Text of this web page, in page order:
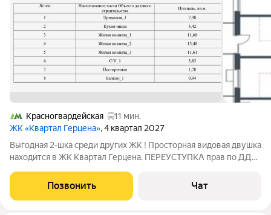
Красногвардейская
11 мин.
ЖК «Квартал Герцена», 4 квартал 2027
Выгодная 2-шка среди других ЖК ! Просторная видовая двушка
находится в ЖК Квартал Герцена. ПЕРЕУСТУПКА прав по ДДУ .
метро Домодедовская. Квартира находится на 4 этаже 17
этажного дома. Вид с окон
Позвонить Чат